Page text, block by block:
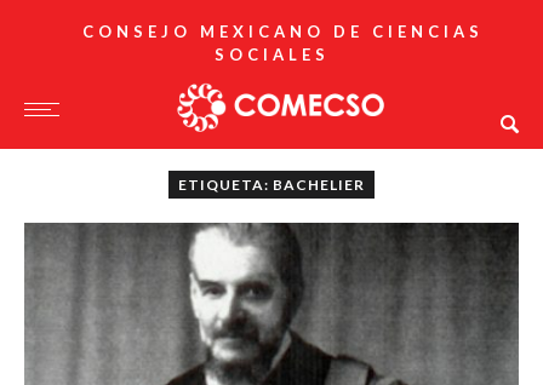
CONSEJO MEXICANO DE CIENCIAS
SOCIALES
ETIQUETA: BACHELIER